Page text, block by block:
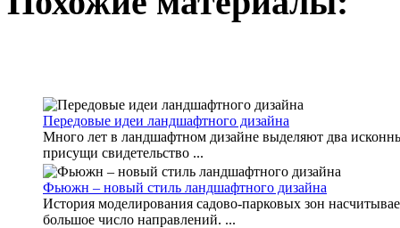
Передовые идеи ландшафтного дизайна
Много лет в ландшафтном дизайне выделяют два
присущи свидетельство ...
Фьюжн – новый стиль ландшафтного дизайна
История моделирования садово-парковых зон
большое число направлений. ...